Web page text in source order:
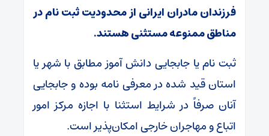
فرزندان مادران ایرانی از محدودیت ثبت نام در
مناطق ممنوعه مستثنی هستند.
ثبت نام یا جابجایی دانش آموز مطابق با شهر یا
استان قید شده در معرفی نامه بوده و جابجایی
آنان صرفاً در شرایط استثنا با اجازه مرکز امور
اتباع و مهاجران خارجی امکان‌پذیر است.